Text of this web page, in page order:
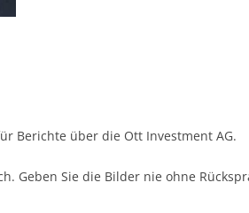
Berichte über die Ott Investment AG.
Geben Sie die Bilder nie ohne